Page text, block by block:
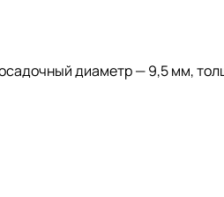
диаметр — 9,5 мм,